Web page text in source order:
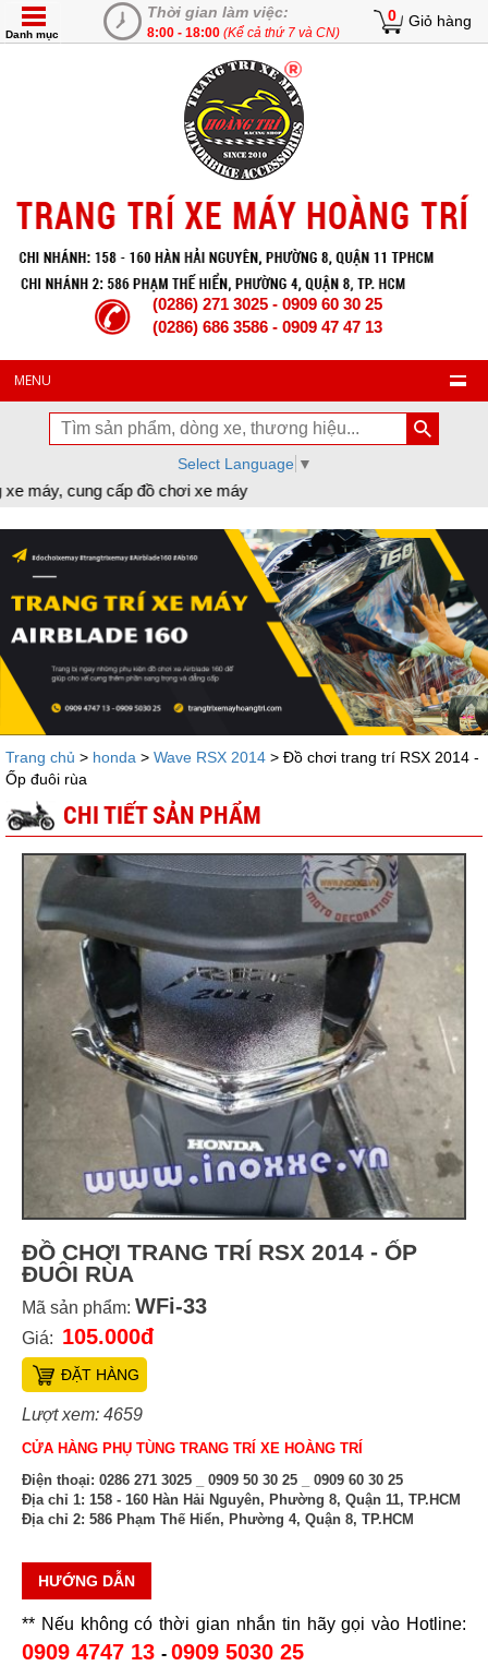
Thời gian làm việc:
8:00 - 18:00 (Kể cả thứ 7 và CN)
0 Giỏ hàng
Danh mục
(0286) 271 3025 - 0909 60 30 25
(0286) 686 3586 - 0909 47 47 13
MENU
Select Language ▼
cấp đồ chơi xe máy
Trang chủ > honda > Wave RSX 2014 > Đồ chơi trang trí RSX 2014 -
Ốp đuôi rùa
CHI TIẾT SẢN PHẨM
ĐỒ CHƠI TRANG TRÍ RSX 2014 - ỐP
ĐUÔI RÙA
Mã sản phẩm: WFi-33
Giá: 105.000đ
ĐẶT HÀNG
Lượt xem: 4659
CỬA HÀNG PHỤ TÙNG TRANG TRÍ XE HOÀNG TRÍ
Điện thoại: 0286 271 3025 _ 0909 50 30 25 _ 0909 60 30 25
Địa chỉ 1: 158 - 160 Hàn Hải Nguyên, Phường 8, Quận 11, TP.HCM
Địa chỉ 2: 586 Phạm Thế Hiển, Phường 4, Quận 8, TP.HCM
HƯỚNG DẪN
** Nếu không có thời gian nhắn tin hãy gọi vào Hotline:
0909 4747 13 - 0909 5030 25